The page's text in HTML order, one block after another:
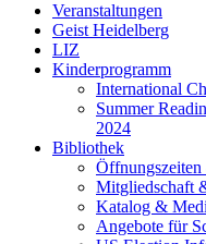
Veranstaltungen
Geist Heidelberg
LIZ
Kinderprogramm
International
Summer
2024
Bibliothek
Mitgliedschaft
Katalog &
Angebote für